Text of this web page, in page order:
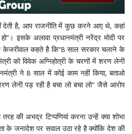
देती है, आप राजनीति में कुछ करने आए थे, कहां
इसके अलावा प्रधानमंत्री नरेंद्र मोदी पर
कहते है कि“8 साल सरकार चलाने के
को विवेक अग्निहोत्री के चरणों में शरण लेनी
ने 8 साल में कोई काम नहीं किया, बताओ
लेनी पड़ रही है बचा लो बचा लो” जैसे आरोप
की अभद्र टिप्पणियां करना उन्हें क्या शोभा
के जनादेश पर सवाल उठा रहे है क्योंकि देश की